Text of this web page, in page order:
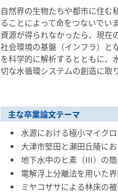
自然界の生物たちや都市に住む
ることによって命をつないでい
資源が得られなかったら、現在
社会環境の基盤（インフラ）と
を科学的に解析するとともに、
切な水循環システムの創造に取
主な卒業論文テーマ
水源における極小マイク
大津市堅田と瀬田丘陵に
地下水中のヒ素（Ⅲ）の
電解浮上分離法を用いた
ミヤコザサによる林床の